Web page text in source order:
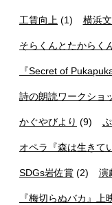
工賃向上 (1) 横浜
そらくんとたからく
『Secret of
詩の朗読ワークショ
かぐやびより (9)
オペラ『森は生きて
SDGs岩佐賞 (2) 演
『梅切らぬバカ』上